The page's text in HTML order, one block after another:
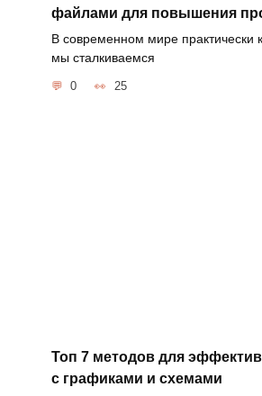
файлами для повышения
В современном мире практически
мы сталкиваемся
0 25
Топ 7 методов для
с графиками и схемами